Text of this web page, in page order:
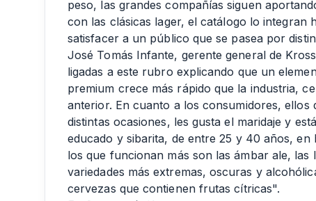
peso, las grandes compañías siguen
con las clásicas lager, el catálogo lo integran
satisfacer a un público que se pasea por
José Tomás Infante, gerente general de
ligadas a este rubro explicando que un
premium crece más rápido que la industria,
anterior. En cuanto a los consumidores,
distintas ocasiones, les gusta el maridaje y
educado y sibarita, de entre 25 y 40 años,
los que funcionan más son las ámbar ale,
variedades más extremas, oscuras y
cervezas que contienen frutas cítricas".